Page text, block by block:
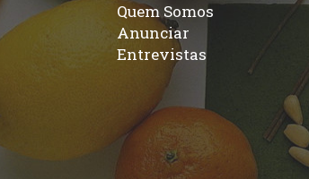
Quem Somos
Anunciar
Entrevistas